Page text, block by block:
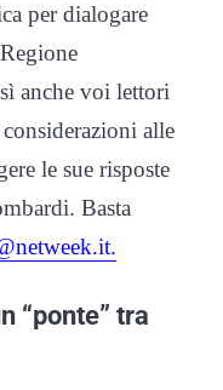
per dialogare
anche voi lettori
alle
le sue risposte
Basta
“ponte” tra